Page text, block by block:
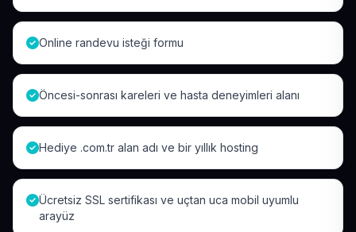
Online randevu isteği formu
Öncesi-sonrası kareleri ve hasta deneyimleri alanı
Hediye .com.tr alan adı ve bir yıllık hosting
Ücretsiz SSL sertifikası ve uçtan uca mobil uyumlu
arayüz